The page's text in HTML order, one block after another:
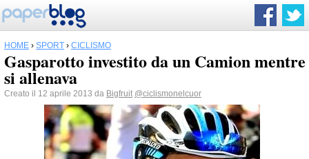
HOME › SPORT › CICLISMO
Gasparotto investito da un Camion mentre
si allenava
Creato il 12 aprile 2013 da Bigfruit @ciclismonelcuor